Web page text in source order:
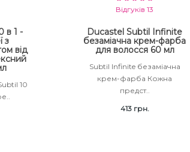
в 1 -
з
від
10
Відгуків 13
Ducastel Subtil Infinite
безаміачна крем-фарба
для волосся 60 мл
Subtil Infinite безаміачна
крем-фарба Кожна
предст..
413 грн.